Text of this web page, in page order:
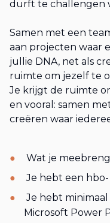
durft te challengen
Samen met een
aan projecten waar
jullie DNA, net als
ruimte om jezelf te
Je krijgt de ruimte
en vooral: samen
creëren waar
Wat je
Je hebt een
Je hebt
Microsoft Power